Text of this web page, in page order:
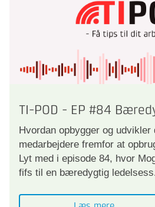
TI-POD - EP #84
Hvordan opbygger og udvikler
medarbejdere fremfor at
Lyt med i episode 84, hvor
fifs til en bæredygtig